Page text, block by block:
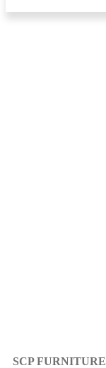
SCP FURNITURE